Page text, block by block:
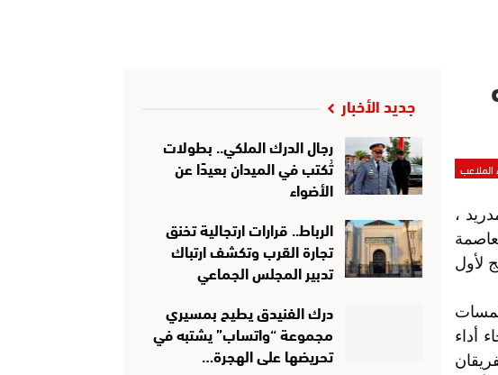
الملاعب
،
لأول
أداء
جديد الأخبار
رجال الدرك الملكي.. بطولات
تُكتب في الميدان بعيدًا عن
الأضواء
الرباط.. قرارات ارتجالية تخنق
تجارة القرب وتكشف ارتباك
تدبير المجلس الجماعي
درك الفنيدق يطيح بمسيري
مجموعة “واتساب” يشتبه في
تحريضها على الهجرة…